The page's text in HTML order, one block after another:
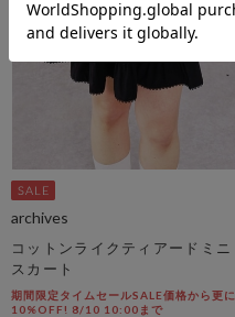
archives
コットンライクティアードミニ
スカート
期間限定タイムセールSALE価格から更に
10%OFF! 8/10 10:00まで